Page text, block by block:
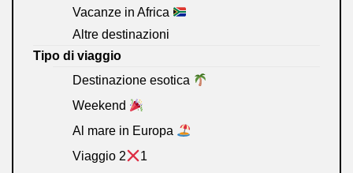
Vacanze in Africa
Altre destinazioni
Tipo di viaggio
Destinazione esotica
Weekend
Al mare in Europa
Viaggio 2
1